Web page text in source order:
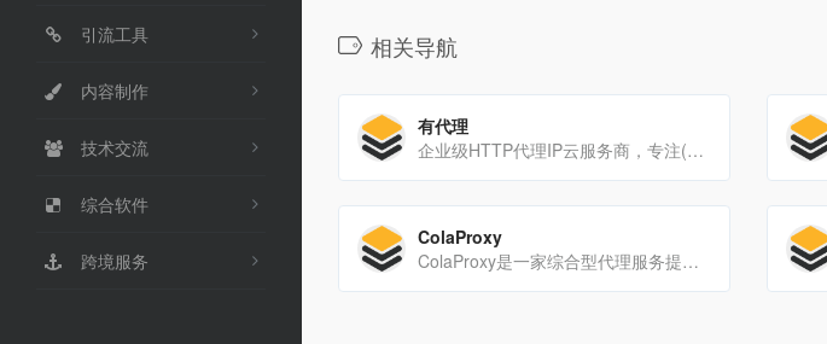
引流工具
内容制作
技术交流
综合软件
跨境服务
相关导航
有代理
企业级HTTP代理IP云服务商，专注(静)动态IP代理
ColaProxy
ColaProxy是一家综合型代理服务提供商，专注于为企业和开发者提供稳定、安全、可扩展的代理网络解决方案。